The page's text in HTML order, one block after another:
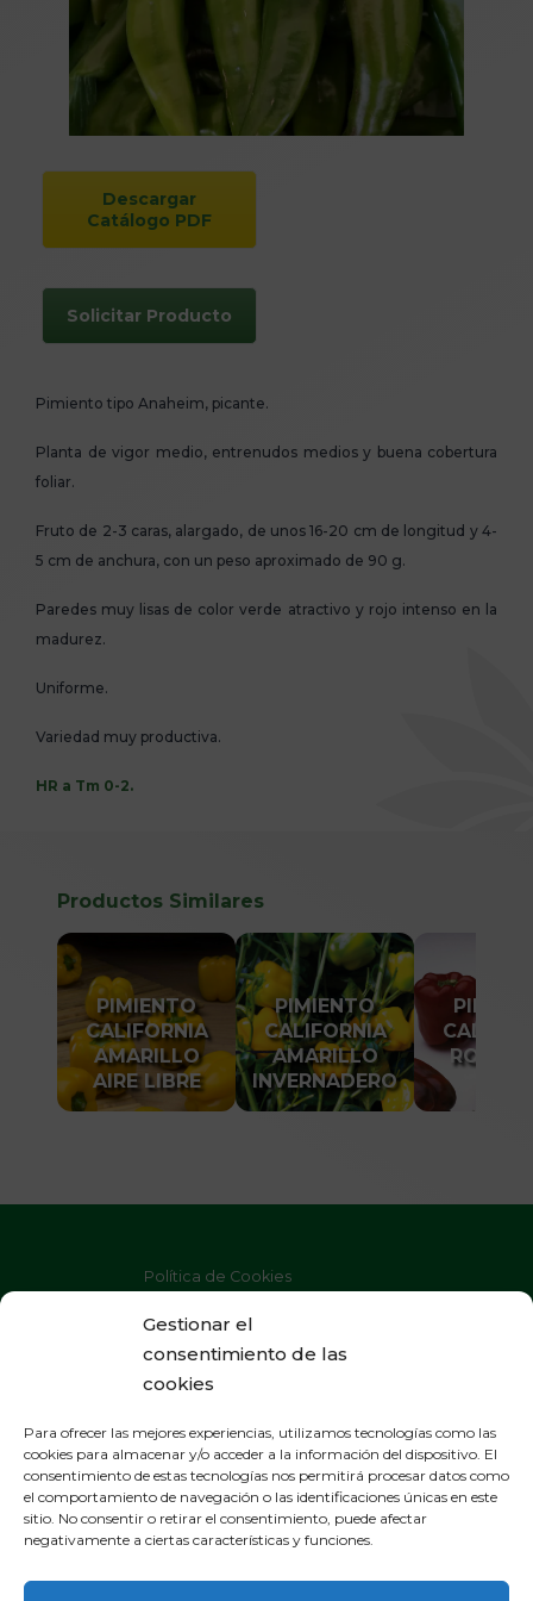
Gestionar el
consentimiento de las
cookies
Para ofrecer las mejores experiencias, utilizamos tecnologías como las
cookies para almacenar y/o acceder a la información del dispositivo. El
consentimiento de estas tecnologías nos permitirá procesar datos como
el comportamiento de navegación o las identificaciones únicas en este
sitio. No consentir o retirar el consentimiento, puede afectar
negativamente a ciertas características y funciones.
Descargar
Catálogo PDF
Solicitar Producto
Pimiento tipo Anaheim, picante.
Planta de vigor medio, entrenudos medios y buena cobertura
foliar.
Fruto de 2-3 caras, alargado, de unos 16-20 cm de longitud y 4-
5 cm de anchura, con un peso aproximado de 90 g.
Paredes muy lisas de color verde atractivo y rojo intenso en la
madurez.
Uniforme.
Variedad muy productiva.
HR a Tm 0-2.
Productos Similares
PIMIENTO
CALIFORNIA
AMARILLO
AIRE LIBRE
PIMIENTO
CALIFORNIA
AMARILLO
INVERNADERO
ROJO
Política de Cookies
Política de Privacidad
Aviso Legal
OFICINAS GENERALES
General Gallarza 38, apartado 21